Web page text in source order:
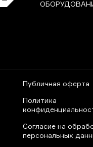
Публичная оферта
Политика
Согласие на
персональных